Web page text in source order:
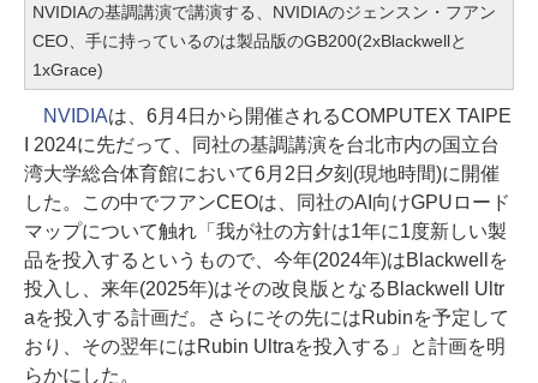
NVIDIAの基調講演で講演する、NVIDIAのジェンスン・フアン
CEO、手に持っているのは製品版のGB200(2xBlackwellと
1xGrace)
NVIDIAは、6月4日から開催されるCOMPUTEX TAIPE
I 2024に先だって、同社の基調講演を台北市内の国立台
湾大学総合体育館において6月2日夕刻(現地時間)に開催
した。この中でフアンCEOは、同社のAI向けGPUロード
マップについて触れ「我が社の方針は1年に1度新しい製
品を投入するというもので、今年(2024年)はBlackwellを
投入し、来年(2025年)はその改良版となるBlackwell Ultr
aを投入する計画だ。さらにその先にはRubinを予定して
おり、その翌年にはRubin Ultraを投入する」と計画を明
らかにした。